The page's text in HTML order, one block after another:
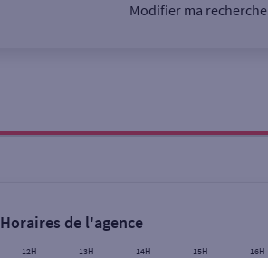
Modifier ma recherche
Horaires de l'agence
12H 13H 14H 15H 16H